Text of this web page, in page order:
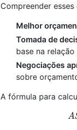
Compreender
Melhor
Tomada de
base na
Negociações
sobre
A fórmula para
A